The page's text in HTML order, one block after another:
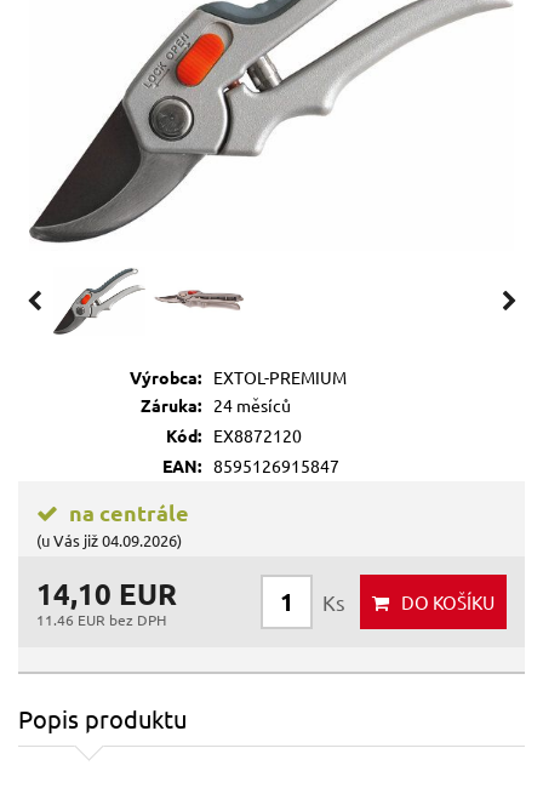
Výrobca:
EXTOL-PREMIUM
Záruka:
24 měsíců
Kód:
EX8872120
EAN: 8595126915847
na centrále
(u Vás již 04.09.2026)
14,10 EUR
11.46 EUR bez DPH
Ks DO KOŠÍKU
Popis produktu